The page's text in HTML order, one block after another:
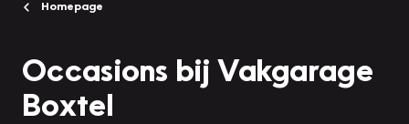
Homepage
Occasions bij Vakgarage
Boxtel